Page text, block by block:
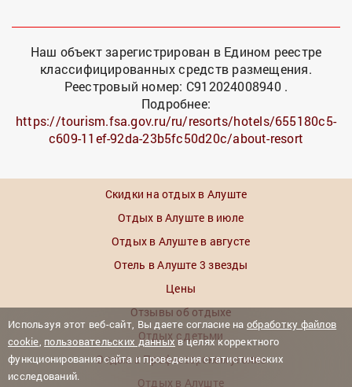
Наш объект зарегистрирован в Едином реестре
классифицированных средств размещения.
Реестровый номер: С912024008940 .
Подробнее:
https://tourism.fsa.gov.ru/ru/resorts/hotels/655180c5-
c609-11ef-92da-23b5fc50d20c/about-resort
Скидки на отдых в Алуште
Отдых в Алуште в июле
Отдых в Алуште в августе
Отель в Алуште 3 звезды
Цены
Отзывы об отдыхе
Отдых с детьми
Отдых в Профессорском уголке
Отдых в Алуште
Используя этот веб-сайт, Вы даете согласие на обработку файлов
cookie, пользовательских данныхв целях корректного
функционирования сайта и проведения статистических
исследований.